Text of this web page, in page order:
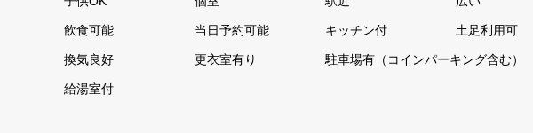
飲食可能 当日予約可能 キッチン付 土足利用可
換気良好 更衣室有り 駐車場有（コインパーキング含む）
給湯室付